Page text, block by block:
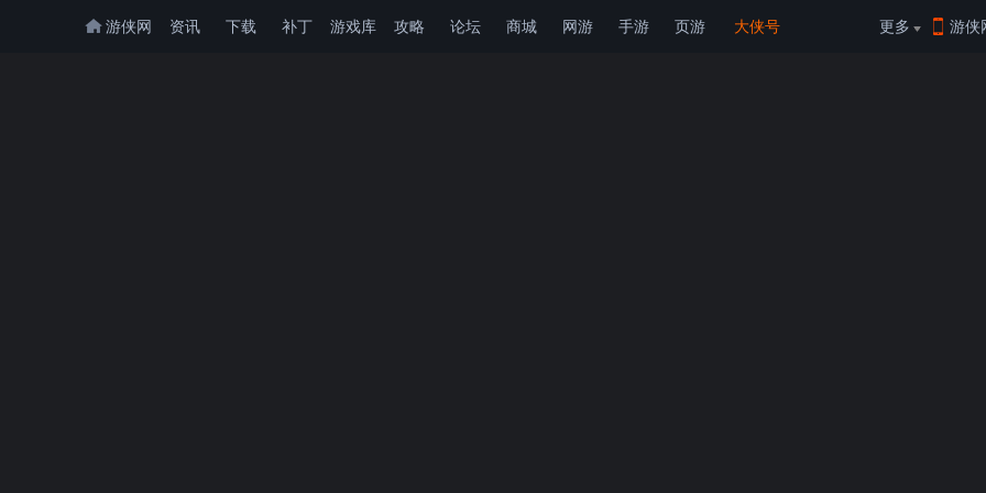
游侠网 资讯 下载 补丁 游戏库 攻略 论坛 商城 网游 手游 页游 大侠号 更多 游侠